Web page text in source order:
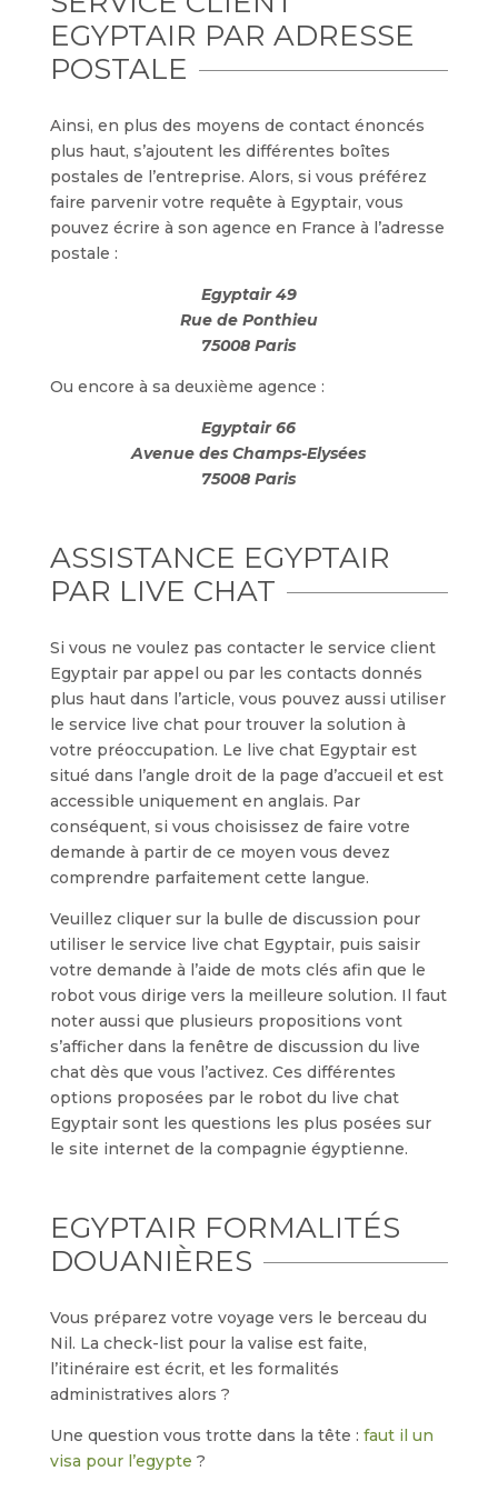
EGYPTAIR PAR ADRESSE
POSTALE
Ainsi, en plus des moyens de contact énoncés
plus haut, s’ajoutent les différentes boîtes
postales de l’entreprise. Alors, si vous préférez
faire parvenir votre requête à Egyptair, vous
pouvez écrire à son agence en France à l’adresse
postale :
Egyptair 49
Rue de Ponthieu
75008 Paris
Ou encore à sa deuxième agence :
Egyptair 66
Avenue des Champs-Elysées
75008 Paris
ASSISTANCE EGYPTAIR
PAR LIVE CHAT
Si vous ne voulez pas contacter le service client
Egyptair par appel ou par les contacts donnés
plus haut dans l’article, vous pouvez aussi utiliser
le service live chat pour trouver la solution à
votre préoccupation. Le live chat Egyptair est
situé dans l’angle droit de la page d’accueil et est
accessible uniquement en anglais. Par
conséquent, si vous choisissez de faire votre
demande à partir de ce moyen vous devez
comprendre parfaitement cette langue.
Veuillez cliquer sur la bulle de discussion pour
utiliser le service live chat Egyptair, puis saisir
votre demande à l’aide de mots clés afin que le
robot vous dirige vers la meilleure solution. Il faut
noter aussi que plusieurs propositions vont
s’afficher dans la fenêtre de discussion du live
chat dès que vous l’activez. Ces différentes
options proposées par le robot du live chat
Egyptair sont les questions les plus posées sur
le site internet de la compagnie égyptienne.
EGYPTAIR FORMALITÉS
DOUANIÈRES
Vous préparez votre voyage vers le berceau du
Nil. La check-list pour la valise est faite,
l’itinéraire est écrit, et les formalités
administratives alors ?
Une question vous trotte dans la tête : faut il un
visa pour l’egypte ?